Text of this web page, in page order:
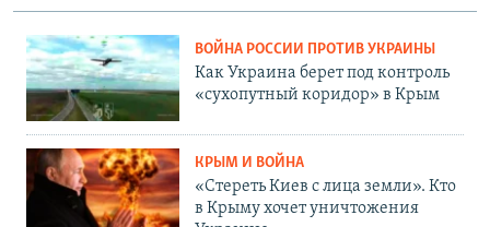
ВОЙНА РОССИИ ПРОТИВ УКРАИНЫ
Как Украина берет под контроль
«сухопутный коридор» в Крым
КРЫМ И ВОЙНА
«Стереть Киев с лица земли». Кто
в Крыму хочет уничтожения